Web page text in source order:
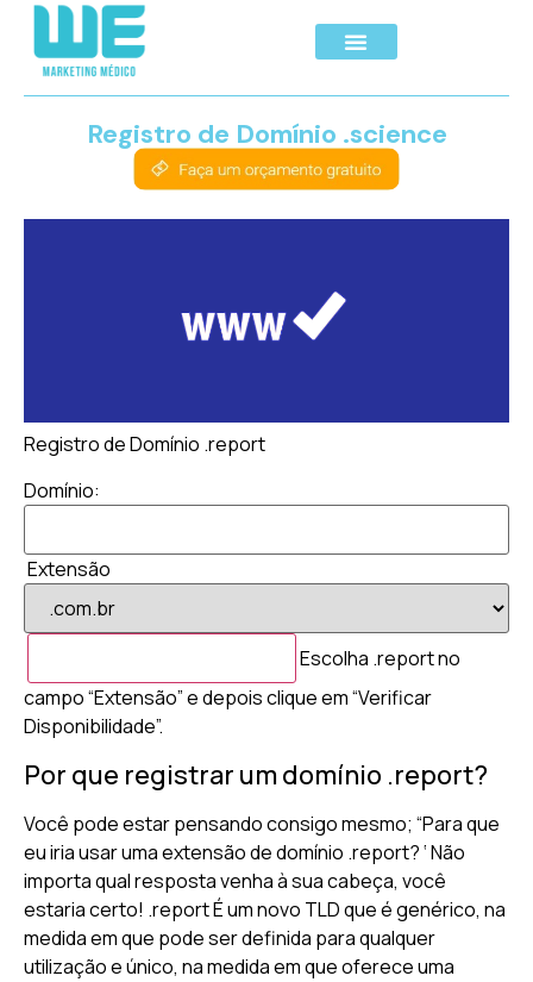
Registro de Domínio .science
Registro de Domínio .report
Domínio:
Extensão
Escolha .report no
campo “Extensão” e depois clique em “Verificar
Disponibilidade”.
Por que registrar um domínio .report?
Você pode estar pensando consigo mesmo; “Para que
eu iria usar uma extensão de domínio .report? ‘ Não
importa qual resposta venha à sua cabeça, você
estaria certo! .report É um novo TLD que é genérico, na
medida em que pode ser definida para qualquer
utilização e único, na medida em que oferece uma